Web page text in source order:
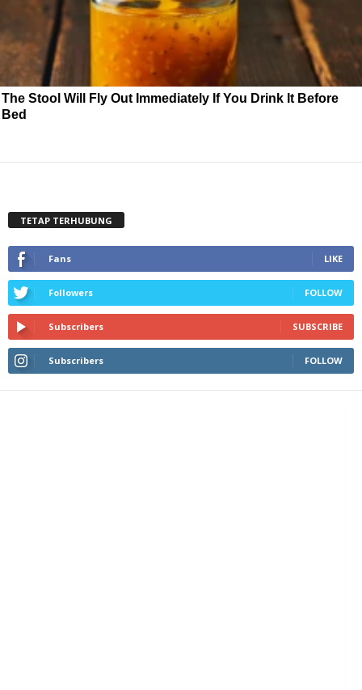
The Stool Will Fly Out Immediately If You Drink It Before
Bed
TETAP TERHUBUNG
Fans LIKE
Followers FOLLOW
Subscribers SUBSCRIBE
Subscribers FOLLOW